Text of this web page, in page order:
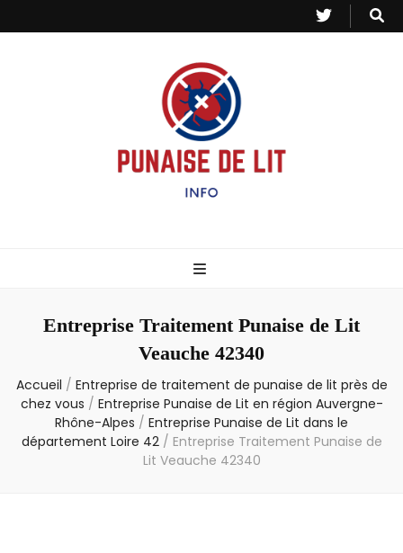
– Info
Entreprise Traitement Punaise de Lit
Veauche 42340
Accueil / Entreprise de traitement de punaise de lit près de
chez vous / Entreprise Punaise de Lit en région Auvergne-
Rhône-Alpes / Entreprise Punaise de Lit dans le
département Loire 42 / Entreprise Traitement Punaise de
Lit Veauche 42340